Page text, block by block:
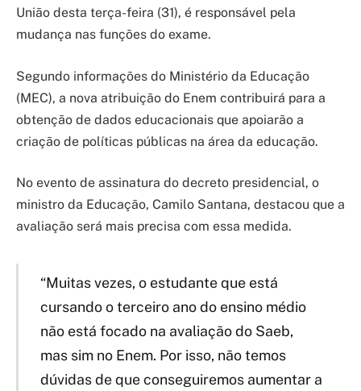
União desta terça-feira (31), é responsável pela
mudança nas funções do exame.
Segundo informações do Ministério da Educação
(MEC), a nova atribuição do Enem contribuirá para a
obtenção de dados educacionais que apoiarão a
criação de políticas públicas na área da educação.
No evento de assinatura do decreto presidencial, o
ministro da Educação, Camilo Santana, destacou que a
avaliação será mais precisa com essa medida.
“Muitas vezes, o estudante que está
cursando o terceiro ano do ensino médio
não está focado na avaliação do Saeb,
mas sim no Enem. Por isso, não temos
dúvidas de que conseguiremos aumentar a